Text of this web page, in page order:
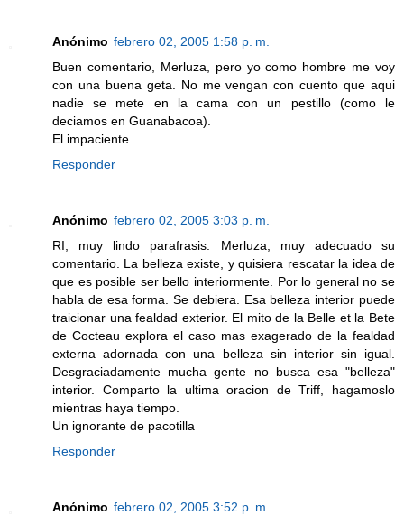
Anónimo febrero 02, 2005 1:58 p. m.
Buen comentario, Merluza, pero yo como hombre me voy
con una buena geta. No me vengan con cuento que aqui
nadie se mete en la cama con un pestillo (como le
deciamos en Guanabacoa).
El impaciente
Responder
Anónimo febrero 02, 2005 3:03 p. m.
RI, muy lindo parafrasis. Merluza, muy adecuado su
comentario. La belleza existe, y quisiera rescatar la idea de
que es posible ser bello interiormente. Por lo general no se
habla de esa forma. Se debiera. Esa belleza interior puede
traicionar una fealdad exterior. El mito de la Belle et la Bete
de Cocteau explora el caso mas exagerado de la fealdad
externa adornada con una belleza sin interior sin igual.
Desgraciadamente mucha gente no busca esa "belleza"
interior. Comparto la ultima oracion de Triff, hagamoslo
mientras haya tiempo.
Un ignorante de pacotilla
Responder
Anónimo febrero 02, 2005 3:52 p. m.